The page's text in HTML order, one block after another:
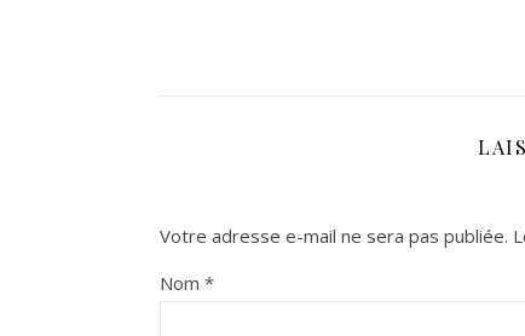
Votre adresse e-mail ne sera pas publiée.
Nom *